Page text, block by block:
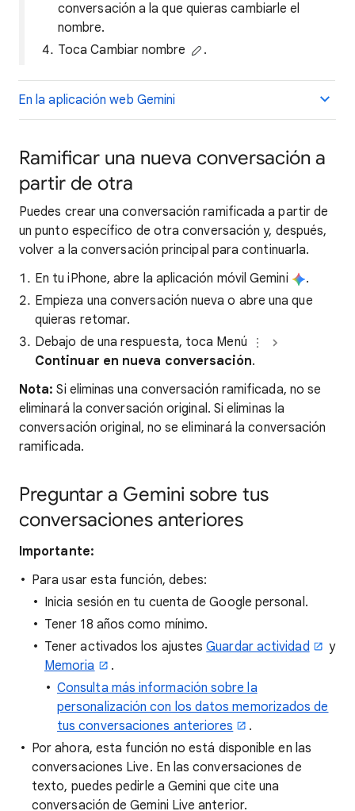
conversación a la que quieras cambiarle el
nombre.
Toca Cambiar nombre
.
En la aplicación web Gemini
Ramificar una nueva conversación a
partir de otra
Puedes crear una conversación ramificada a partir de
un punto específico de otra conversación y, después,
volver a la conversación principal para continuarla.
En tu iPhone, abre la aplicación móvil Gemini
.
Empieza una conversación nueva o abre una que
quieras retomar.
Debajo de una respuesta, toca Menú
Continuar en nueva conversación.
Nota: Si eliminas una conversación ramificada, no se
eliminará la conversación original. Si eliminas la
conversación original, no se eliminará la conversación
ramificada.
Preguntar a Gemini sobre tus
conversaciones anteriores
Importante:
Para usar esta función, debes:
Inicia sesión en tu cuenta de Google personal.
Tener 18 años como mínimo.
Tener activados los ajustesGuardar actividad
y
Memoria
.
Consulta más información sobre la
personalización con los datos memorizados de
tus conversaciones anteriores
.
Por ahora, esta función no está disponible en las
conversaciones Live. En las conversaciones de
texto, puedes pedirle a Gemini que cite una
conversación de Gemini Live anterior.